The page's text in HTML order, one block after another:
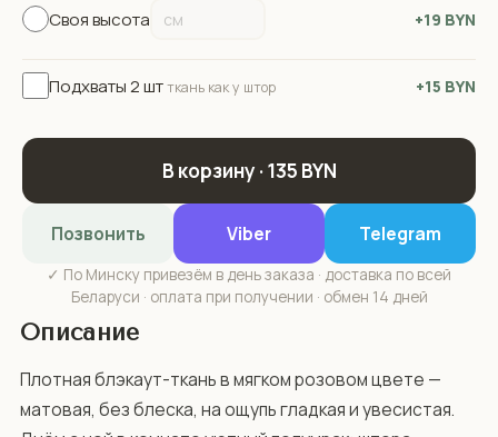
Своя высота +19 BYN
Подхваты 2 штткань как у штор +15 BYN
В корзину · 135 BYN
Позвонить Viber Telegram
✓ По Минску привезём в день заказа · доставка по всей
Беларуси · оплата при получении · обмен 14 дней
Описание
Плотная блэкаут-ткань в мягком розовом цвете —
матовая, без блеска, на ощупь гладкая и увесистая.